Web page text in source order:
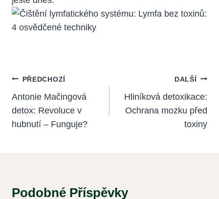
Navigace
Pro
Příspěvek
PŘEDCHOZÍ
Antonie Mačingová
detox: Revoluce v
hubnutí – Funguje?
DALŠÍ
Hliníková detoxikace:
Ochrana mozku před
toxiny
Podobné Příspěvky